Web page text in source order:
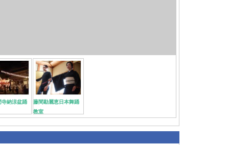
寺納涼盆踊
藤間勘麗恵日本舞踊
教室